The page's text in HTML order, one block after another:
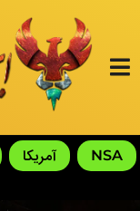
NSA آمریکا